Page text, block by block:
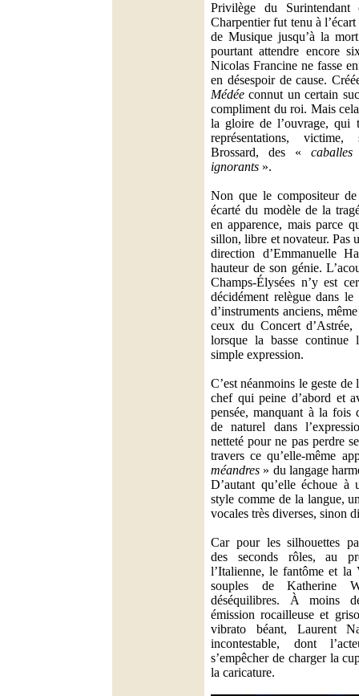
Privilège du Surintendant
Charpentier fut tenu à
de Musique jusqu’à la
pourtant attendre encore
Nicolas Francine ne fasse
en désespoir de cause.
Médée connut un certain
compliment du roi. Mais
la gloire de l’ouvrage, qui
représentations,
Brossard, des «
ignorants ».
Non que le compositeur
écarté du modèle de la
en apparence, mais parce
sillon, libre et novateur. Pas
direction d’Emmanuelle
hauteur de son génie.
Champs-Élysées n’y est
décidément relègue dans
d’instruments anciens,
ceux du Concert
lorsque la basse
simple expression.
C’est néanmoins le geste
chef qui peine d’abord et
pensée, manquant à la fois
de naturel dans
netteté pour ne pas perdre
travers ce qu’elle-même
méandres » du langage
D’autant qu’elle échoue
style comme de la langue,
vocales très diverses, sinon
Car pour les silhouettes
des seconds rôles, au
l’Italienne, le fantôme et la
souples de Katherine
déséquilibres. À moins
émission rocailleuse et
vibrato béant, Laurent
incontestable, dont
s’empêcher de charger la
la caricature.